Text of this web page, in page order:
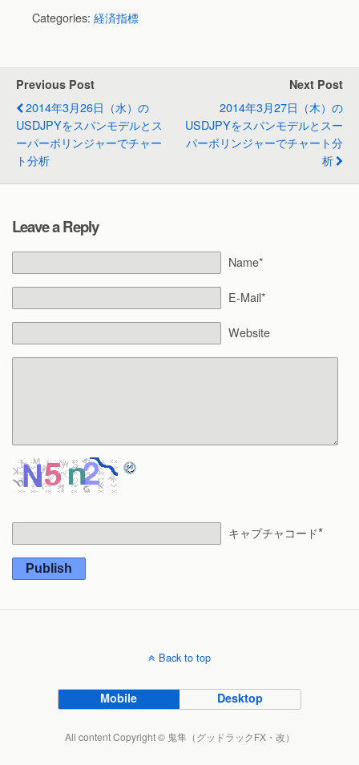
Categories: 経済指標
Previous Post
2014年3月26日（水）の
USDJPYをスパンモデルとス
ーパーボリンジャーでチャー
ト分析
Next Post
2014年3月27日（木）の
USDJPYをスパンモデルとスー
パーボリンジャーでチャート分
析
Leave a Reply
Name*
E-Mail*
Website
キャプチャコード*
Publish
Back to top
Mobile Desktop
All content Copyright © 鬼隼（グッドラックFX・改）